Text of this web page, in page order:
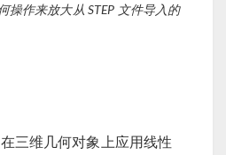
操作来放大从 STEP 文件导入的
三维几何对象上应用线性